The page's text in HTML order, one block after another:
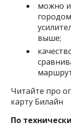
можно
выше;
Читайте про
карту Билайн
По